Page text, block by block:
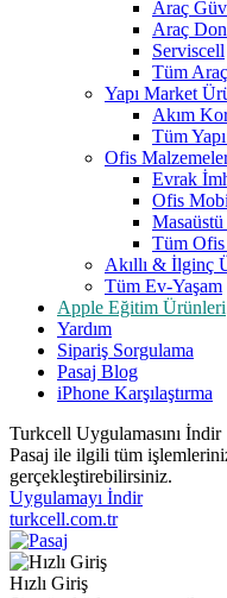
Araç
Araç
Serviscell
Tüm
Yapı Market
Akım
Tüm
Ofis
Evrak
Ofis
Tüm
Akıllı & İlginç
Tüm Ev-Yaşam
Apple Eğitim Ürünleri
Yardım
Sipariş Sorgulama
Pasaj Blog
iPhone Karşılaştırma
Turkcell Uygulamasını İndir
Pasaj ile ilgili tüm
gerçekleştirebilirsiniz.
Uygulamayı İndir
turkcell.com.tr
Hızlı Giriş